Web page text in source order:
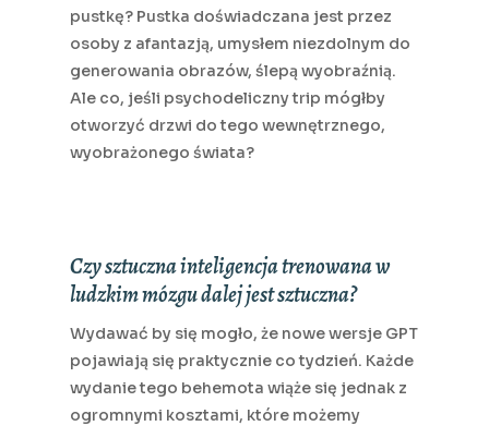
pustkę? Pustka doświadczana jest przez
osoby z afantazją, umysłem niezdolnym do
generowania obrazów, ślepą wyobraźnią.
Ale co, jeśli psychodeliczny trip mógłby
otworzyć drzwi do tego wewnętrznego,
wyobrażonego świata?
Czy sztuczna inteligencja trenowana w
ludzkim mózgu dalej jest sztuczna?
Wydawać by się mogło, że nowe wersje GPT
pojawiają się praktycznie co tydzień. Każde
wydanie tego behemota wiąże się jednak z
ogromnymi kosztami, które możemy